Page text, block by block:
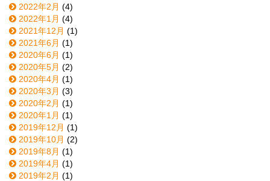
2022年2月 (4)
2022年1月 (4)
2021年12月 (1)
2021年6月 (1)
2020年6月 (1)
2020年5月 (2)
2020年4月 (1)
2020年3月 (3)
2020年2月 (1)
2020年1月 (1)
2019年12月 (1)
2019年10月 (2)
2019年8月 (1)
2019年4月 (1)
2019年2月 (1)